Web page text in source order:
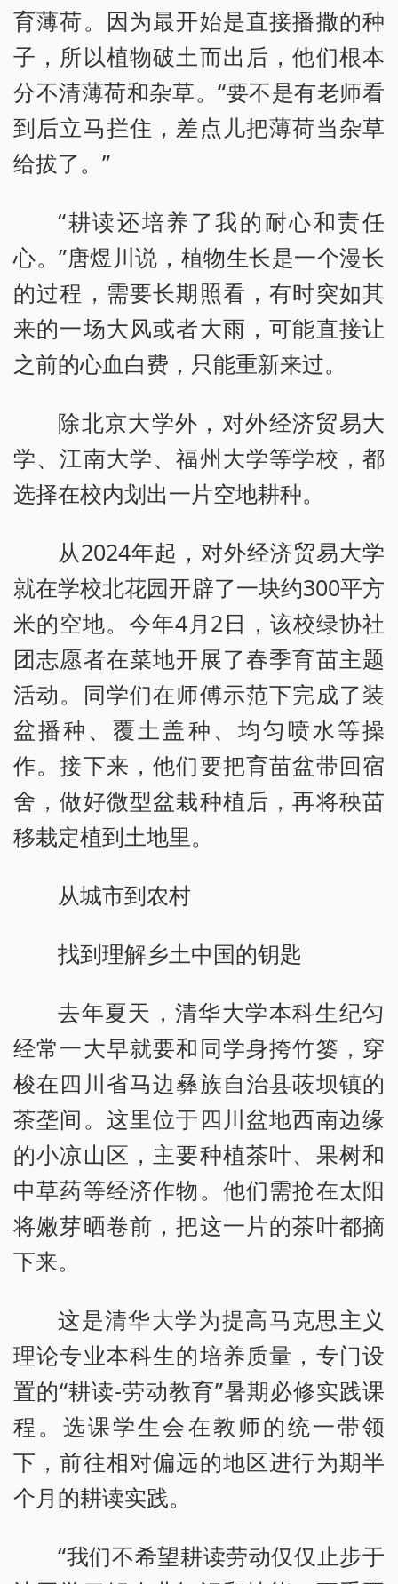
育薄荷。因为最开始是直接播撒的种
子，所以植物破土而出后，他们根本
分不清薄荷和杂草。“要不是有老师看
到后立马拦住，差点儿把薄荷当杂草
给拔了。”
“耕读还培养了我的耐心和责任
心。”唐煜川说，植物生长是一个漫长
的过程，需要长期照看，有时突如其
来的一场大风或者大雨，可能直接让
之前的心血白费，只能重新来过。
除北京大学外，对外经济贸易大
学、江南大学、福州大学等学校，都
选择在校内划出一片空地耕种。
从2024年起，对外经济贸易大学
就在学校北花园开辟了一块约300平方
米的空地。今年4月2日，该校绿协社
团志愿者在菜地开展了春季育苗主题
活动。同学们在师傅示范下完成了装
盆播种、覆土盖种、均匀喷水等操
作。接下来，他们要把育苗盆带回宿
舍，做好微型盆栽种植后，再将秧苗
移栽定植到土地里。
从城市到农村
找到理解乡土中国的钥匙
去年夏天，清华大学本科生纪匀
经常一大早就要和同学身挎竹篓，穿
梭在四川省马边彝族自治县荍坝镇的
茶垄间。这里位于四川盆地西南边缘
的小凉山区，主要种植茶叶、果树和
中草药等经济作物。他们需抢在太阳
将嫩芽晒卷前，把这一片的茶叶都摘
下来。
这是清华大学为提高马克思主义
理论专业本科生的培养质量，专门设
置的“耕读-劳动教育”暑期必修实践课
程。选课学生会在教师的统一带领
下，前往相对偏远的地区进行为期半
个月的耕读实践。
“我们不希望耕读劳动仅仅止步于